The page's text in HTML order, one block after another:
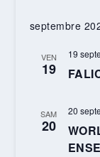
septembre
VEN
19
19
SAM
20
20